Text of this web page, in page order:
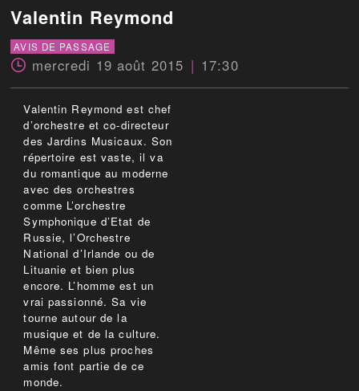
Valentin Reymond
AVIS DE PASSAGE
mercredi 19 août 2015 17:30
Valentin Reymond est chef
d’orchestre et co-directeur
des Jardins Musicaux. Son
répertoire est vaste, il va
du romantique au moderne
avec des orchestres
comme L’orchestre
Symphonique d’Etat de
Russie, l’Orchestre
National d’Irlande ou de
Lituanie et bien plus
encore. L’homme est un
vrai passionné. Sa vie
tourne autour de la
musique et de la culture.
Même ses plus proches
amis font partie de ce
monde.